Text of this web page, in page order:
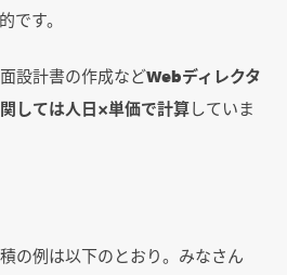
です。
設計書の作成などWebディレクタ
しては人日×単価で計算していま
の例は以下のとおり。みなさん